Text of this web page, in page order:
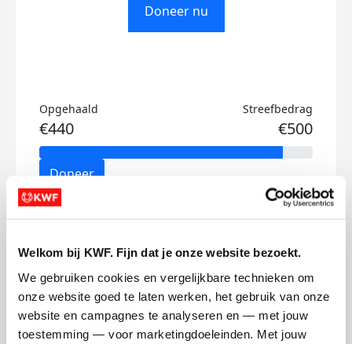
Welkom bij KWF. Fijn dat je onze website bezoekt.
We gebruiken cookies en vergelijkbare technieken om
onze website goed te laten werken, het gebruik van onze
website en campagnes te analyseren en — met jouw
toestemming — voor marketingdoeleinden. Met jouw
Doneer nu
Opgehaald
€440
Streefbedrag
€500
Doneer
Joris's badges